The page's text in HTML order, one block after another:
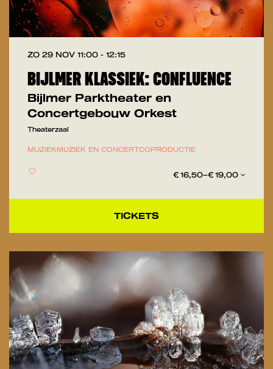
BIJLMER KLASSIEK: CONFLUENCE
Bijlmer Parktheater en
Concertgebouw Orkest
ZO 29 NOV 11:00 - 12:15
Theaterzaal
MUZIEKMUZIEK EN CONCERTCOPRODUCTIE
€ 16,50–€ 19,00
TICKETS